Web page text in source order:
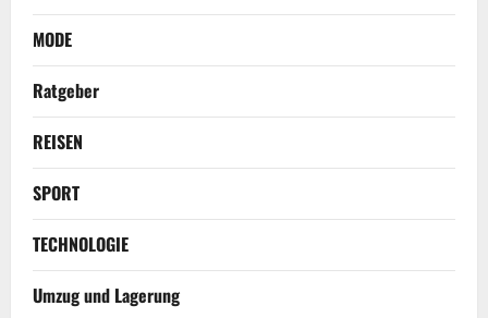
MODE
Ratgeber
REISEN
SPORT
TECHNOLOGIE
Umzug und Lagerung